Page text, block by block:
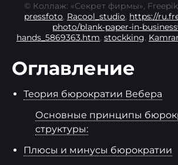
© Коллаж: «Секрет фирмы»,
pressfoto, Racool_studio, https://
photo/blank-paper-in-
hands_5869363.htm, stockking,
Оглавление
Теория бюрократии Вебера
Основные принципы
структуры:
Плюсы и минусы бюрократии